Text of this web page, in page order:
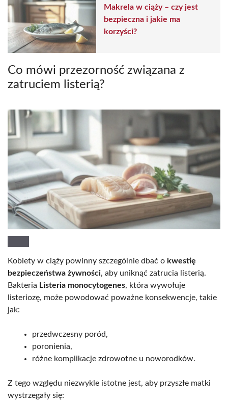
Makrela w ciąży – czy jest
bezpieczna i jakie ma
korzyści?
Co mówi przezorność związana z
zatruciem listerią?
Kobiety w ciąży powinny szczególnie dbać o kwestię
bezpieczeństwa żywności, aby uniknąć zatrucia listerią.
Bakteria Listeria monocytogenes, która wywołuje
listeriozę, może powodować poważne konsekwencje, takie
jak:
przedwczesny poród,
poronienia,
różne komplikacje zdrowotne u noworodków.
Z tego względu niezwykle istotne jest, aby przyszłe matki
wystrzegały się: